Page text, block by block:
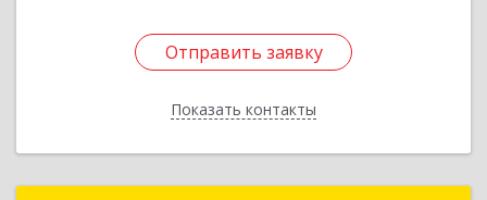
Отправить заявку
Показать контакты
Отправить заявку
Назад